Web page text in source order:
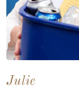
Julie